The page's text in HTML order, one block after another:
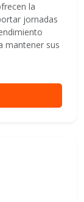
la
jornadas
mantener sus